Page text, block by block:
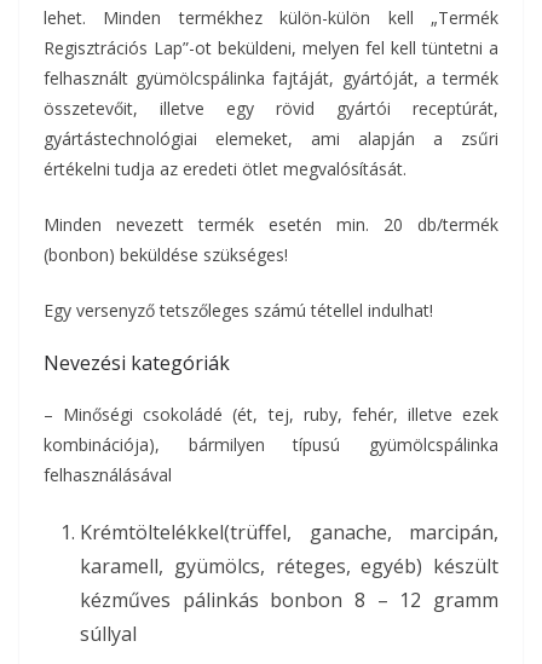
lehet. Minden termékhez külön-külön kell „Termék
Regisztrációs Lap”-ot beküldeni, melyen fel kell tüntetni a
felhasznált gyümölcspálinka fajtáját, gyártóját, a termék
összetevőit, illetve egy rövid gyártói receptúrát,
gyártástechnológiai elemeket, ami alapján a zsűri
értékelni tudja az eredeti ötlet megvalósítását.
Minden nevezett termék esetén min. 20 db/termék
(bonbon) beküldése szükséges!
Egy versenyző tetszőleges számú tétellel indulhat!
Nevezési kategóriák
– Minőségi csokoládé (ét, tej, ruby, fehér, illetve ezek
kombinációja), bármilyen típusú gyümölcspálinka
felhasználásával
Krémtöltelékkel(trüffel, ganache, marcipán,
karamell, gyümölcs, réteges, egyéb) készült
kézműves pálinkás bonbon 8 – 12 gramm
súllyal